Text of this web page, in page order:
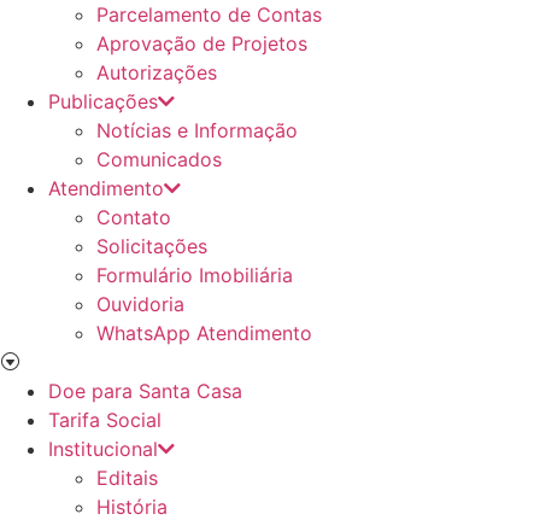
Parcelamento de Contas
Aprovação de Projetos
Autorizações
Publicações
Notícias e Informação
Comunicados
Atendimento
Contato
Solicitações
Formulário Imobiliária
Ouvidoria
WhatsApp Atendimento
Doe para Santa Casa
Tarifa Social
Institucional
Editais
História